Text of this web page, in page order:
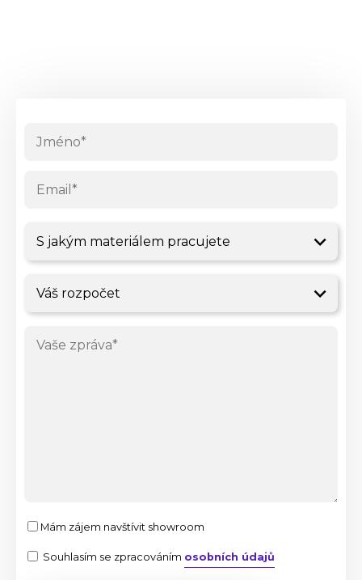
Mám zájem navštívit showroom
Souhlasím se zpracováním osobních údajů